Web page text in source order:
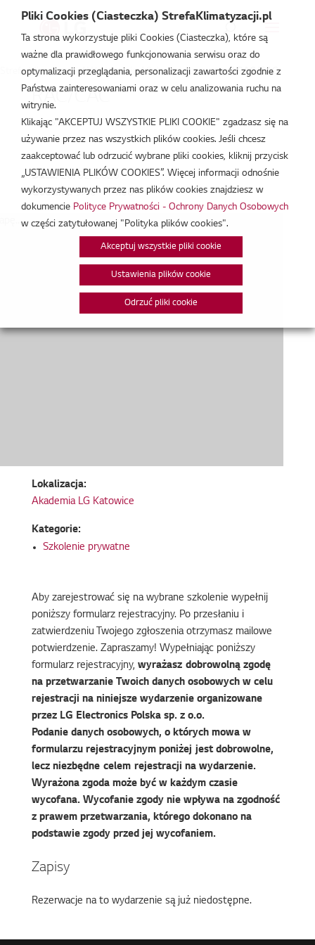
Strefa Klimatyzacji /Wydarzenia/Szkolenie prywatne/RAC/CAC
RAC/CAC
lut 26, 2026
Data:26/02/2026
Godzina:9:00 - 14:00
Lokalizacja:
Akademia LG Katowice
Kategorie:
Szkolenie prywatne
Aby zarejestrować się na wybrane szkolenie wypełnij
poniższy formularz rejestracyjny. Po przesłaniu i
zatwierdzeniu Twojego zgłoszenia otrzymasz mailowe
potwierdzenie. Zapraszamy! Wypełniając poniższy
formularz rejestracyjny, wyrażasz dobrowolną zgodę
na przetwarzanie Twoich danych osobowych w celu
rejestracji na niniejsze wydarzenie organizowane
przez LG Electronics Polska sp. z o.o.
Podanie danych osobowych, o których mowa w
formularzu rejestracyjnym poniżej jest dobrowolne,
lecz niezbędne celem rejestracji na wydarzenie.
Wyrażona zgoda może być w każdym czasie
wycofana. Wycofanie zgody nie wpływa na zgodność
z prawem przetwarzania, którego dokonano na
podstawie zgody przed jej wycofaniem.
Zapisy
Rezerwacje na to wydarzenie są już niedostępne.
Pliki Cookies (Ciasteczka) StrefaKlimatyzacji.pl
Ta strona wykorzystuje pliki Cookies (Ciasteczka), które są
ważne dla prawidłowego funkcjonowania serwisu oraz do
optymalizacji przeglądania, personalizacji zawartości zgodnie z
Państwa zainteresowaniami oraz w celu analizowania ruchu na
witrynie.
Klikając "AKCEPTUJ WSZYSTKIE PLIKI COOKIE" zgadzasz się na
używanie przez nas wszystkich plików cookies. Jeśli chcesz
zaakceptować lub odrzucić wybrane pliki cookies, kliknij przycisk
„USTAWIENIA PLIKÓW COOKIES”. Więcej informacji odnośnie
wykorzystywanych przez nas plików cookies znajdziesz w
dokumencie Polityce Prywatności - Ochrony Danych Osobowych
w części zatytułowanej "Polityka plików cookies".
Akceptuj wszystkie pliki cookie
Ustawienia plików cookie
Odrzuć pliki cookie